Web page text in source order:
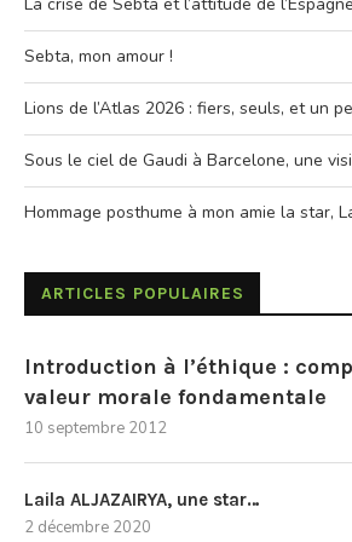
Sebta, mon amour !
Lions de l’Atlas 2026 : fiers, seuls, et un
Sous le ciel de Gaudi à Barcelone, une
Hommage posthume à mon amie la star,
ARTICLES POPULAIRES
Introduction à l’éthique :
valeur morale fondamentale
10 septembre 2012
Laila ALJAZAIRYA, une star…
2 décembre 2020